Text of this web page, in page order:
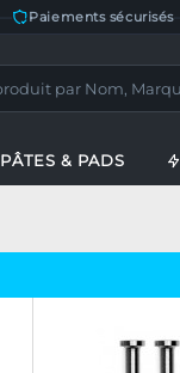
Paiements sécurisés—
PÂTES & PADS